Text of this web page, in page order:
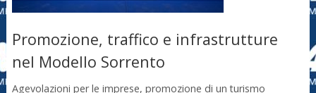
Promozione, traffico e infrastrutture
nel Modello Sorrento
Agevolazioni per le imprese, promozione di un turismo